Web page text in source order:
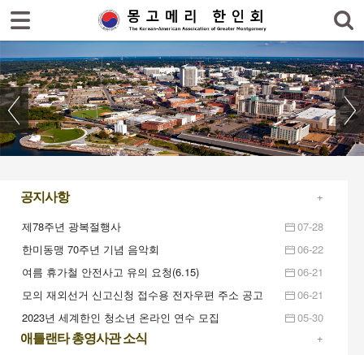
공지사항
+
제78주년 광복절행사
07-28
한미동맹 70주년 기념 음악회
06-22
여름 휴가철 안전사고 유의 요청(6.15)
06-21
모의 재외선거 신고신청 접수용 전자우편 주소 공고
06-21
2023년 세계한인 청소년 온라인 연수 모집
05-30
애틀랜타 총영사관 소식
+
로그인 회원가입
한인회
한인회 소식
한인회 커뮤니티
한인 회원&협찬사